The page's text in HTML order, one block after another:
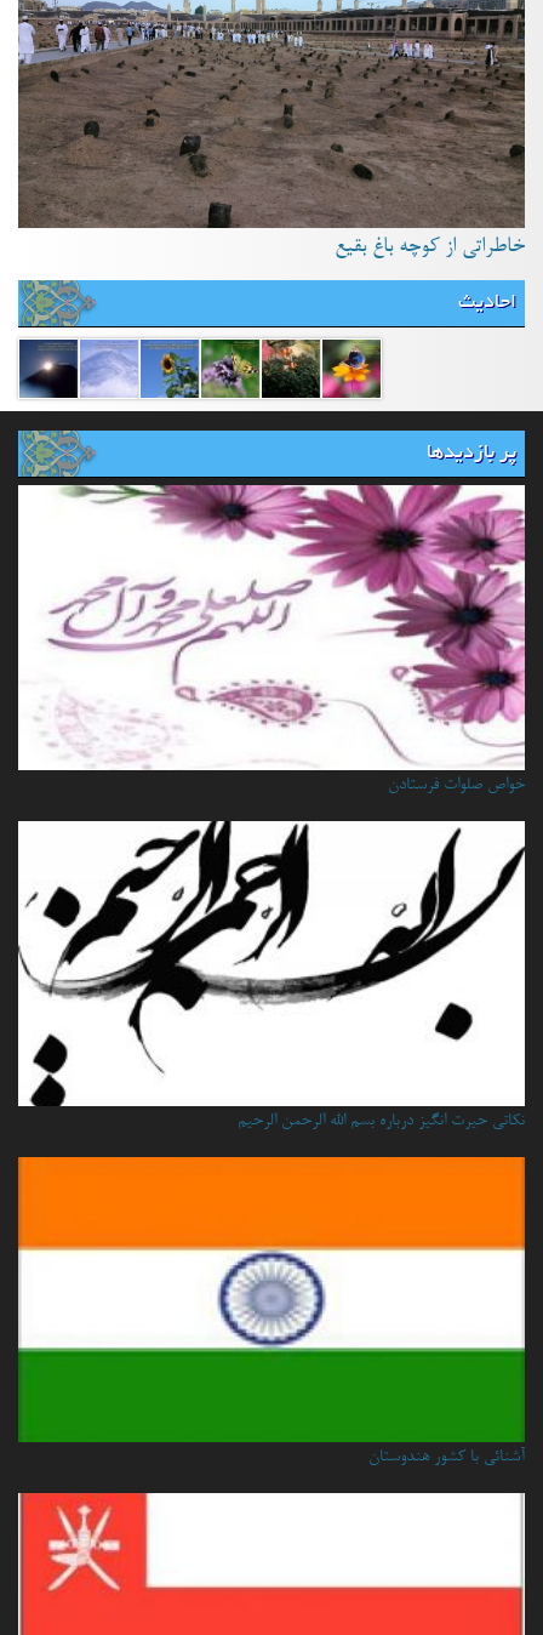
خاطراتی از کوچه باغ بقیع
احادیث
پر بازدیدها
خواص صلوات فرستادن
نكاتي حيرت انگيز درباره بسم الله الرحمن الرحيم
آشنائی با کشور هندوستان